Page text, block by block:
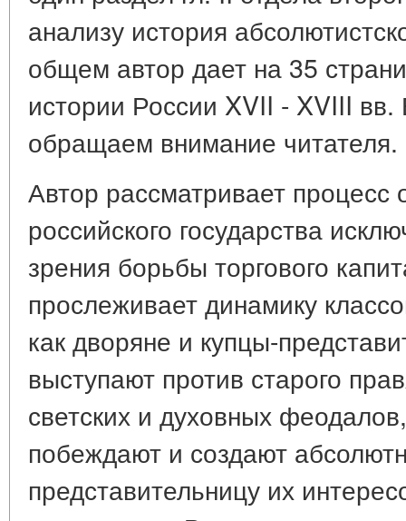
анализу история
общем автор дает на 35
истории России XVII - XVIII
обращаем внимание читателя.
Автор рассматривает процесс
российского государства
зрения борьбы торгового
прослеживает динамику
как дворяне и купцы-
выступают против старого
светских и духовных
побеждают и создают
представительницу их